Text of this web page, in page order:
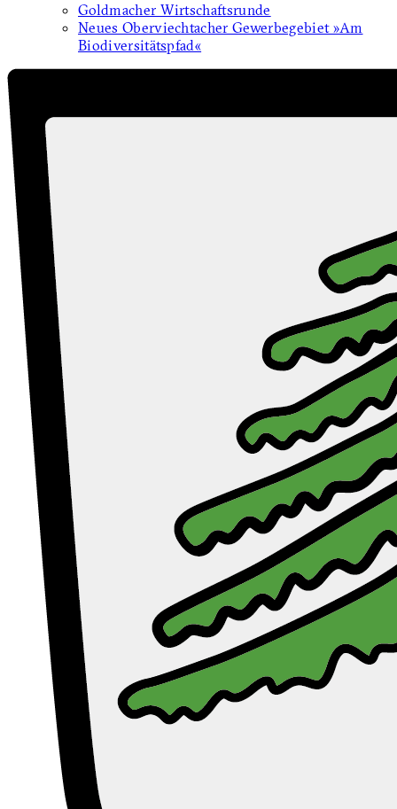
Goldmacher Wirtschaftsrunde
Neues Oberviechtacher Gewerbegebiet »Am
Biodiversitätspfad«